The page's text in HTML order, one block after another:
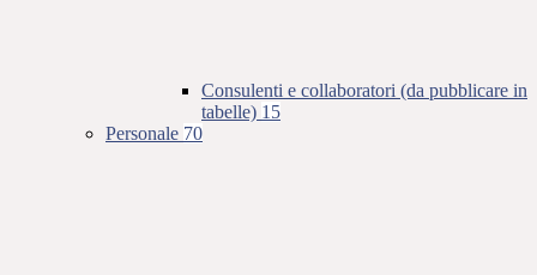
Consulenti e collaboratori (da pubblicare in
tabelle) 15
Personale 70